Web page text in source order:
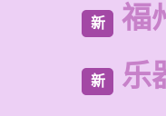
新 福
新 乐